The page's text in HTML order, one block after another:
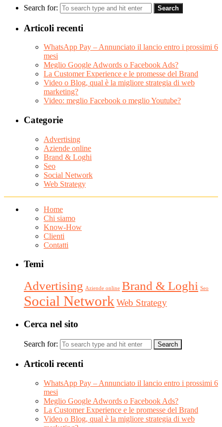
Search for:
Articoli recenti
WhatsApp Pay – Annunciato il lancio entro i prossimi 6
mesi
Meglio Google Adwords o Facebook Ads?
La Customer Experience e le promesse del Brand
Video o Blog, qual è la migliore strategia di web
marketing?
Video: meglio Facebook o meglio Youtube?
Categorie
Advertising
Aziende online
Brand & Loghi
Seo
Social Network
Web Strategy
Home
Chi siamo
Know-How
Clienti
Contatti
Temi
Advertising Aziende online Brand & Loghi Seo
Social Network Web Strategy
Cerca nel sito
Search for:
Articoli recenti
WhatsApp Pay – Annunciato il lancio entro i prossimi 6
mesi
Meglio Google Adwords o Facebook Ads?
La Customer Experience e le promesse del Brand
Video o Blog, qual è la migliore strategia di web